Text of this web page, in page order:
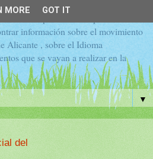
información sobre el movimiento
Alicante , sobre el Idioma
que se vayan a realizar en la
▼
del
MORE GOT IT